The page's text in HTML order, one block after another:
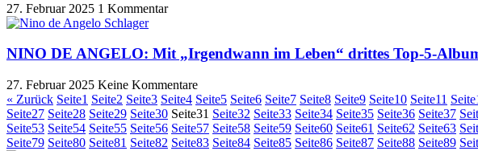
27. Februar 2025 1 Kommentar
NINO DE ANGELO: Mit „Irgendwann im Leben“ drittes Top-5-
27. Februar 2025 Keine Kommentare
« Zurück Seite1 Seite2 Seite3 Seite4 Seite5 Seite6 Seite7 Seite8 Seite9 Seite10 Seite11 Seite
Seite27 Seite28 Seite29 Seite30 Seite31 Seite32 Seite33 Seite34 Seite35 Seite36 Seite37
Seite53 Seite54 Seite55 Seite56 Seite57 Seite58 Seite59 Seite60 Seite61 Seite62 Seite63
Seite79 Seite80 Seite81 Seite82 Seite83 Seite84 Seite85 Seite86 Seite87 Seite88 Seite89